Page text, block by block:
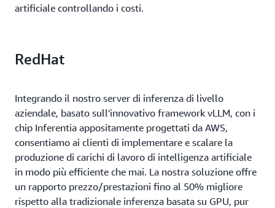
artificiale controllando i costi.
RedHat
Integrando il nostro server di inferenza di livello
aziendale, basato sull'innovativo framework vLLM, con i
chip Inferentia appositamente progettati da AWS,
consentiamo ai clienti di implementare e scalare la
produzione di carichi di lavoro di intelligenza artificiale
in modo più efficiente che mai. La nostra soluzione offre
un rapporto prezzo/prestazioni fino al 50% migliore
rispetto alla tradizionale inferenza basata su GPU, pur